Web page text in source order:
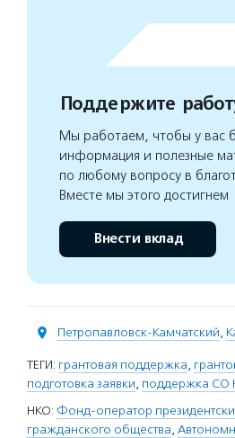
Поддержите
Мы работаем, чтобы у вас
информация и полезные
по любому вопросу в
Вместе мы этого достигнем
Внести вклад
Петропавловск-Камчатский,
ТЕГИ: грантовая поддержка,
подготовка заявки, поддержка СО
НКО: Фонд-оператор
гражданского общества,